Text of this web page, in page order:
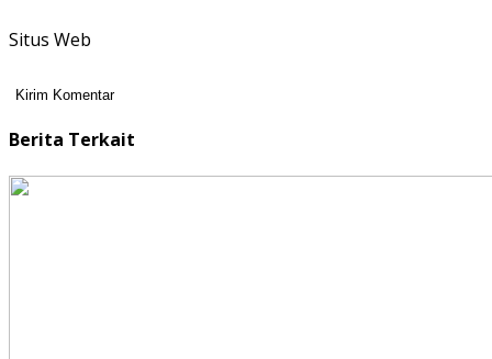
Situs Web
Berita Terkait